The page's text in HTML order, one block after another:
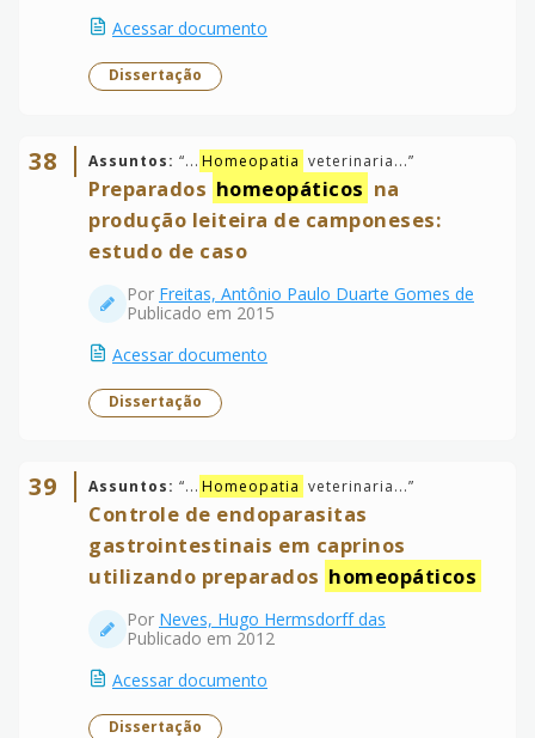
Acessar documento
Dissertação
38 Assuntos: “... Homeopatia veterinaria...”
Preparados homeopáticos na
produção leiteira de camponeses:
estudo de caso
Por Freitas, Antônio Paulo Duarte Gomes de
Publicado em 2015
Acessar documento
Dissertação
39 Assuntos: “... Homeopatia veterinaria...”
Controle de endoparasitas
gastrointestinais em caprinos
utilizando preparados homeopáticos
Por Neves, Hugo Hermsdorff das
Publicado em 2012
Acessar documento
Dissertação